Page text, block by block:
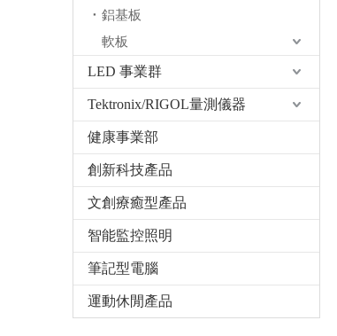
鋁基板
軟板
LED 事業群
Tektronix/RIGOL量測儀器
健康事業部
創新科技產品
文創療癒型產品
智能監控照明
筆記型電腦
運動休閒產品